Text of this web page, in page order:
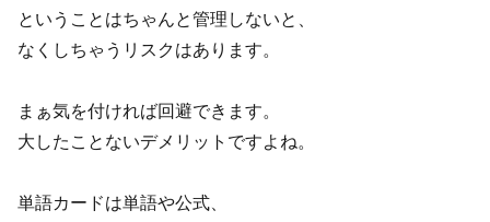
ということはちゃんと管理しないと、
なくしちゃうリスクはあります。
まぁ気を付ければ回避できます。
大したことないデメリットですよね。
単語カードは単語や公式、